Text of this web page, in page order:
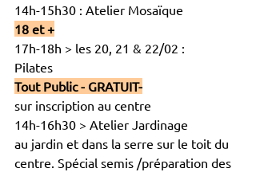
14h-15h30 : Atelier Mosaïque
18 et +
17h-18h > les 20, 21 & 22/02 :
Pilates
Tout Public - GRATUIT-
sur inscription au centre
14h-16h30 > Atelier Jardinage
au jardin et dans la serre sur le toit du
centre. Spécial semis /préparation des